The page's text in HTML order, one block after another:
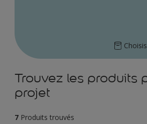
Trouvez les produits
projet
7 Produits trouvés